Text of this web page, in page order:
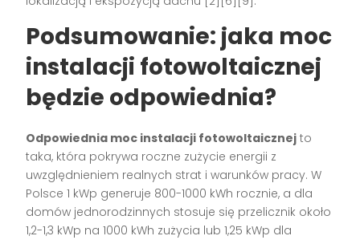
Podsumowanie: jaka moc
instalacji fotowoltaicznej
będzie odpowiednia?
Odpowiednia moc instalacji fotowoltaicznej to
taka, która pokrywa roczne zużycie energii z
uwzględnieniem realnych strat i warunków pracy. W
Polsce 1 kWp generuje 800-1000 kWh rocznie, a dla
domów jednorodzinnych stosuje się przelicznik około
1,2-1,3 kWp na 1000 kWh zużycia lub 1,25 kWp dla